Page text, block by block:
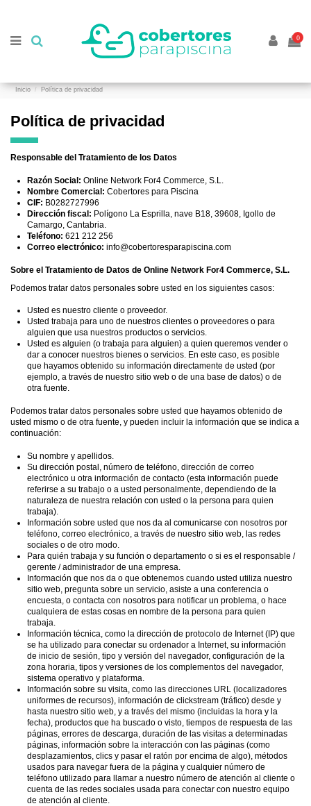
0
Inicio Política de privacidad
Política de privacidad
Responsable del Tratamiento de los Datos
Razón Social: Online Network For4 Commerce, S.L.
Nombre Comercial: Cobertores para Piscina
CIF: B0282727996
Dirección fiscal: Polígono La Esprilla, nave B18, 39608, Igollo de
Camargo, Cantabria.
Teléfono: 621 212 256
Correo electrónico: info@cobertoresparapiscina.com
Sobre el Tratamiento de Datos de Online Network For4 Commerce, S.L.
Podemos tratar datos personales sobre usted en los siguientes casos:
Usted es nuestro cliente o proveedor.
Usted trabaja para uno de nuestros clientes o proveedores o para
alguien que usa nuestros productos o servicios.
Usted es alguien (o trabaja para alguien) a quien queremos vender o
dar a conocer nuestros bienes o servicios. En este caso, es posible
que hayamos obtenido su información directamente de usted (por
ejemplo, a través de nuestro sitio web o de una base de datos) o de
otra fuente.
Podemos tratar datos personales sobre usted que hayamos obtenido de
usted mismo o de otra fuente, y pueden incluir la información que se indica a
continuación:
Su nombre y apellidos.
Su dirección postal, número de teléfono, dirección de correo
electrónico u otra información de contacto (esta información puede
referirse a su trabajo o a usted personalmente, dependiendo de la
naturaleza de nuestra relación con usted o la persona para quien
trabaja).
Información sobre usted que nos da al comunicarse con nosotros por
teléfono, correo electrónico, a través de nuestro sitio web, las redes
sociales o de otro modo.
Para quién trabaja y su función o departamento o si es el responsable /
gerente / administrador de una empresa.
Información que nos da o que obtenemos cuando usted utiliza nuestro
sitio web, pregunta sobre un servicio, asiste a una conferencia o
encuesta, o contacta con nosotros para notificar un problema, o hace
cualquiera de estas cosas en nombre de la persona para quien
trabaja.
Información técnica, como la dirección de protocolo de Internet (IP) que
se ha utilizado para conectar su ordenador a Internet, su información
de inicio de sesión, tipo y versión del navegador, configuración de la
zona horaria, tipos y versiones de los complementos del navegador,
sistema operativo y plataforma.
Información sobre su visita, como las direcciones URL (localizadores
uniformes de recursos), información de clickstream (tráfico) desde y
hasta nuestro sitio web, y a través del mismo (incluidas la hora y la
fecha), productos que ha buscado o visto, tiempos de respuesta de las
páginas, errores de descarga, duración de las visitas a determinadas
páginas, información sobre la interacción con las páginas (como
desplazamientos, clics y pasar el ratón por encima de algo), métodos
usados para navegar fuera de la página y cualquier número de
teléfono utilizado para llamar a nuestro número de atención al cliente o
cuenta de las redes sociales usada para conectar con nuestro equipo
de atención al cliente.